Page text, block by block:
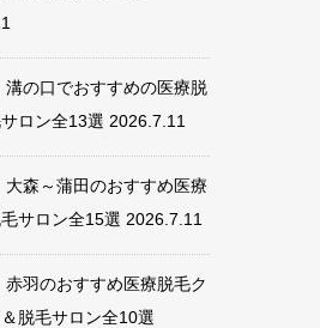
溝の口でおすすめの医療脱
ロン全13選 2026.7.11
大森～蒲田のおすすめ医療
サロン全15選 2026.7.11
赤羽のおすすめ医療脱毛ク
脱毛サロン全10選